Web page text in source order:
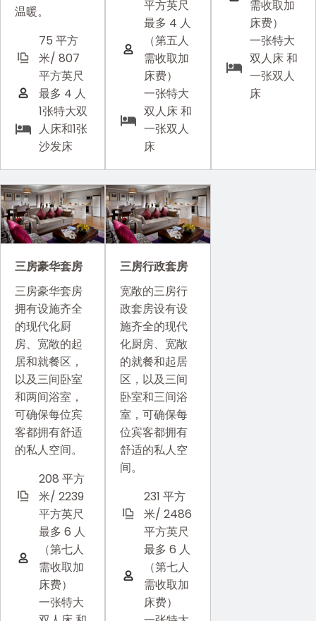
温暖。
75 平方
米/ 807
平方英尺
最多 4 人
1张特大双
人床和1张
沙发床
平方英尺
最多 4 人
（第五人
需收取加
床费）
一张特大
双人床 和
一张双人
床
需收取加
床费）
一张特大
双人床 和
一张双人
床
三房豪华套房
三房豪华套房
拥有设施齐全
的现代化厨
房、宽敞的起
居和就餐区，
以及三间卧室
和两间浴室，
可确保每位宾
客都拥有舒适
的私人空间。
208 平方
米/ 2239
平方英尺
最多 6 人
（第七人
需收取加
床费）
一张特大
三房行政套房
宽敞的三房行
政套房设有设
施齐全的现代
化厨房、宽敞
的就餐和起居
区，以及三间
卧室和三间浴
室，可确保每
位宾客都拥有
舒适的私人空
间。
231 平方
米/ 2486
平方英尺
最多 6 人
（第七人
需收取加
床费）